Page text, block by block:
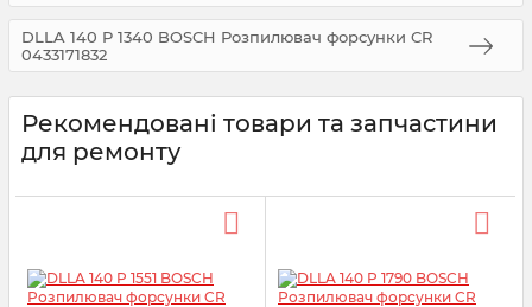
DLLA 140 P 1340 BOSCH Розпилювач форсунки CR
0433171832
Рекомендовані товари та запчастини
для ремонту